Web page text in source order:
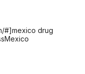
#]mexico drug